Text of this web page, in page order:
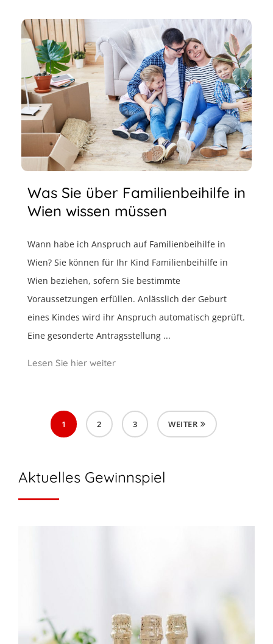
Was Sie über Familienbeihilfe in
Wien wissen müssen
Wann habe ich Anspruch auf Familienbeihilfe in
Wien? Sie können für Ihr Kind Familienbeihilfe in
Wien beziehen, sofern Sie bestimmte
Voraussetzungen erfüllen. Anlässlich der Geburt
eines Kindes wird ihr Anspruch automatisch geprüft.
Eine gesonderte Antragsstellung ...
Lesen Sie hier weiter
1 2 3 WEITER
Aktuelles Gewinnspiel